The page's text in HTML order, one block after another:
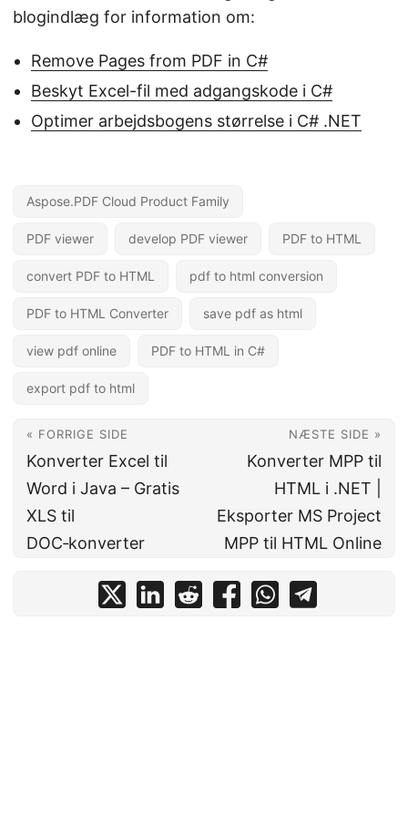
blogindlæg for information om:
Remove Pages from PDF in C#
Beskyt Excel-fil med adgangskode i C#
Optimer arbejdsbogens størrelse i C# .NET
Aspose.PDF Cloud Product Family
PDF viewer develop PDF viewer PDF to HTML
convert PDF to HTML pdf to html conversion
PDF to HTML Converter save pdf as html
view pdf online PDF to HTML in C#
export pdf to html
« FORRIGE SIDE
Konverter Excel til
Word i Java – Gratis
XLS til
DOC‑konverter
NÆSTE SIDE »
Konverter MPP til
HTML i .NET |
Eksporter MS Project
MPP til HTML Online